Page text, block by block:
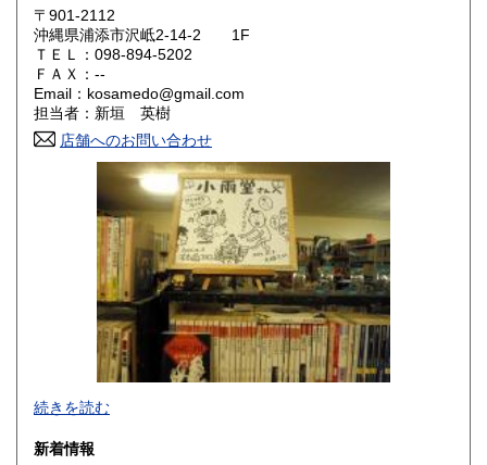
奈良県
鳥取県 300円
岡山県
山口県
300円 愛媛県
300円 福岡県
300円 長崎県
300円 大分県
300円 鹿児島県
〒901-2112
沖縄県浦添市沢岻2-14-2 1F
ＴＥＬ：098-894-5202
ＦＡＸ：--
Email：kosamedo@gmail.com
担当者：新垣 英樹
店舗へのお問い合わせ
続きを読む
新着情報